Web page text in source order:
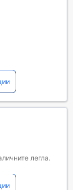
легла.
вижте